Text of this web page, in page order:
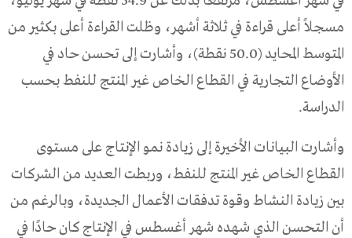
مسجلاً أعلى قراءة في ثلاثة أشهر، وظلت القراءة أعلى بكثير من
المتوسط المحايد (50.0 نقطة)، وأشارت إلى تحسن حاد في
الأوضاع التجارية في القطاع الخاص غير المنتج للنفط بحسب
الدراسة.
وأشارت البيانات الأخيرة إلى زيادة نمو الإنتاج على مستوى
القطاع الخاص غير المنتج للنفط، وربطت العديد من الشركات
بين زيادة النشاط وقوة تدفقات الأعمال الجديدة، وبالرغم من
أن التحسن الذي شهده شهر أغسطس في الإنتاج كان حادًا في